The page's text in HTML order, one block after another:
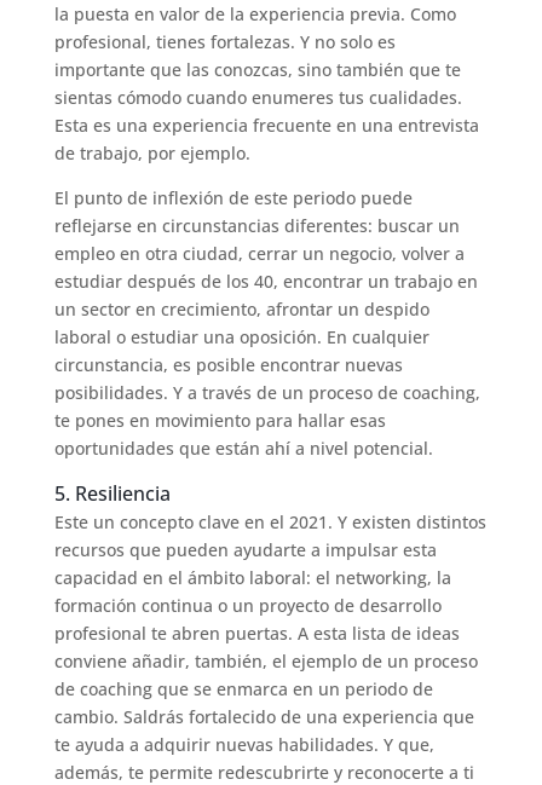
la puesta en valor de la experiencia previa. Como
profesional, tienes fortalezas. Y no solo es
importante que las conozcas, sino también que te
sientas cómodo cuando enumeres tus cualidades.
Esta es una experiencia frecuente en una entrevista
de trabajo, por ejemplo.
El punto de inflexión de este periodo puede
reflejarse en circunstancias diferentes: buscar un
empleo en otra ciudad, cerrar un negocio, volver a
estudiar después de los 40, encontrar un trabajo en
un sector en crecimiento, afrontar un despido
laboral o estudiar una oposición. En cualquier
circunstancia, es posible encontrar nuevas
posibilidades. Y a través de un proceso de coaching,
te pones en movimiento para hallar esas
oportunidades que están ahí a nivel potencial.
5. Resiliencia
Este un concepto clave en el 2021. Y existen distintos
recursos que pueden ayudarte a impulsar esta
capacidad en el ámbito laboral: el networking, la
formación continua o un proyecto de desarrollo
profesional te abren puertas. A esta lista de ideas
conviene añadir, también, el ejemplo de un proceso
de coaching que se enmarca en un periodo de
cambio. Saldrás fortalecido de una experiencia que
te ayuda a adquirir nuevas habilidades. Y que,
además, te permite redescubrirte y reconocerte a ti